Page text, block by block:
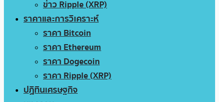
ข่าว Ripple (XRP)
ราคาและการวิเคราะห์
ราคา Bitcoin
ราคา Ethereum
ราคา Dogecoin
ราคา Ripple (XRP)
ปฏิทินเศรษฐกิจ